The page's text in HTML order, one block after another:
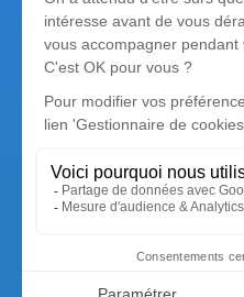
L’organisation des
soutenir et vous épauler
Nos agences
Pompes Funèbres Lemière
03 74 11 11 82
26, rue du Maréchal
4.7/5 - 34 avis